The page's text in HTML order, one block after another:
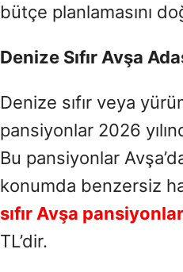
bütçe planlamasını
Denize Sıfır Avşa
Denize sıfır veya
pansiyonlar 2026
Bu pansiyonlar
konumda benzersiz
sıfır Avşa
TL’dir.